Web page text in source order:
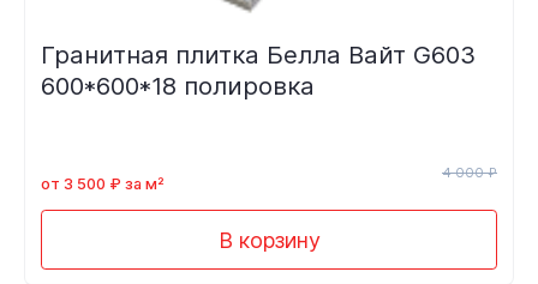
Гранитная плитка Белла Вайт G603
600*600*18 полировка
от 3 500 ₽ за м²
4 000 ₽
В корзину